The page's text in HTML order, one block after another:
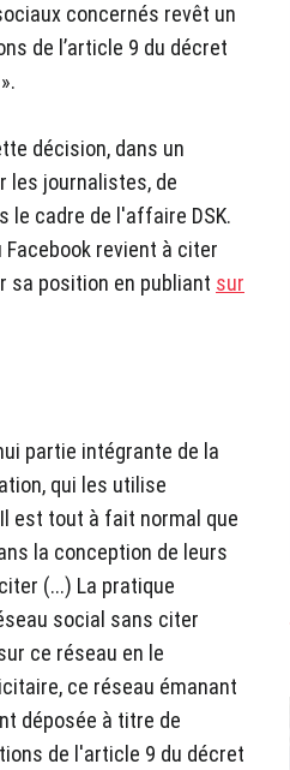
concernés revêt un
de l’article 9 du décret
décision, dans un
les journalistes, de
le cadre de l'affaire DSK.
Facebook revient à citer
sa position en publiant sur
partie intégrante de la
qui les utilise
est tout à fait normal que
la conception de leurs
(...) La pratique
social sans citer
ce réseau en le
ce réseau émanant
déposée à titre de
de l'article 9 du décret